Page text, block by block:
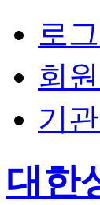
로
회
기
대한